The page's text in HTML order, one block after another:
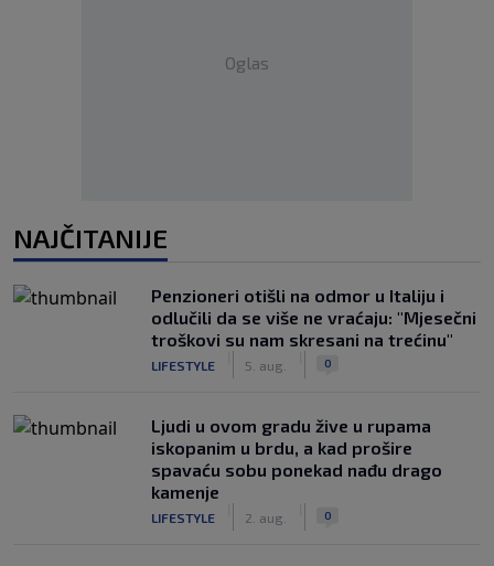
Oglas
NAJČITANIJE
Penzioneri otišli na odmor u Italiju i
odlučili da se više ne vraćaju: "Mjesečni
troškovi su nam skresani na trećinu"
LIFESTYLE 5. aug. 0
Ljudi u ovom gradu žive u rupama
iskopanim u brdu, a kad prošire
spavaću sobu ponekad nađu drago
kamenje
LIFESTYLE 2. aug. 0